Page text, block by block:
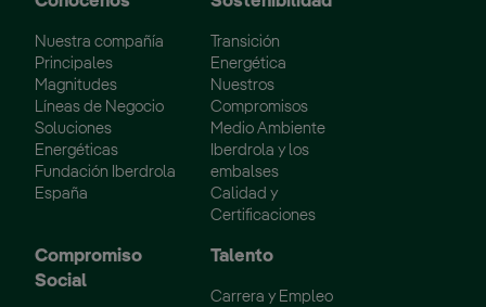
Nuestra compañía
Principales
Magnitudes
Líneas de Negocio
Soluciones
Energéticas
Fundación Iberdrola
España
Transición
Energética
Nuestros
Compromisos
Medio Ambiente
Iberdrola y los
embalses
Calidad y
Certificaciones
Compromiso
Social
Talento
Carrera y Empleo